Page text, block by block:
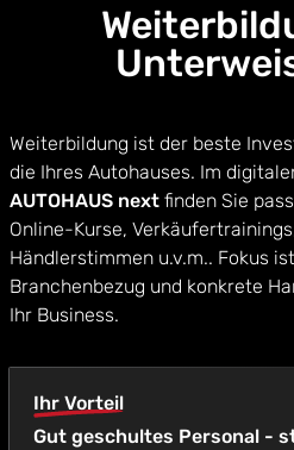
Weiterbildung ist der beste
die Ihres Autohauses. Im
AUTOHAUS next finden Sie
Online-Kurse,
Händlerstimmen u.v.m.. Fokus
Branchenbezug und konkrete
Ihr Business.
Ihr Vorteil
Gut geschultes Personal -